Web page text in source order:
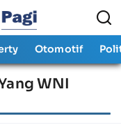
Otomotif
WNI